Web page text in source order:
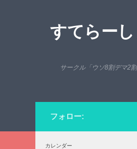
すてらー
サークル「ウソ8割デマ2
フォロー:
カレンダー